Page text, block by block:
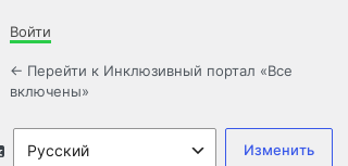
Войти
← Перейти к Инклюзивный портал «Все
включены»
Язык